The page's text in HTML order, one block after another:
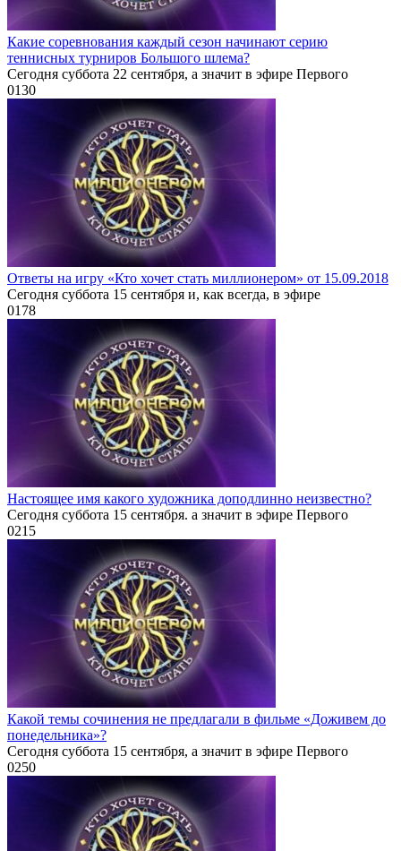
Какие соревнования каждый сезон начинают серию
теннисных турниров Большого шлема?
Сегодня суббота 22 сентября, а значит в эфире Первого
0130
Ответы на игру «Кто хочет стать миллионером» от 15.09.2018
Сегодня суббота 15 сентября и, как всегда, в эфире
0178
Настоящее имя какого художника доподлинно неизвестно?
Сегодня суббота 15 сентября. а значит в эфире Первого
0215
Какой темы сочинения не предлагали в фильме «Доживем до
понедельника»?
Сегодня суббота 15 сентября, а значит в эфире Первого
0250